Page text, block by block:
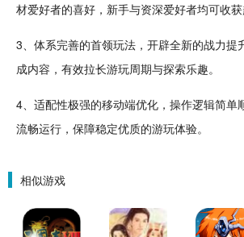
材爱好者的喜好，新手与资深爱好者均可收获
3、体系完善的首领玩法，开辟全新的战力提
成内容，有效拉长游玩周期与探索乐趣。
4、适配性极强的移动端优化，操作逻辑简单
流畅运行，保障稳定优质的游玩体验。
相似游戏